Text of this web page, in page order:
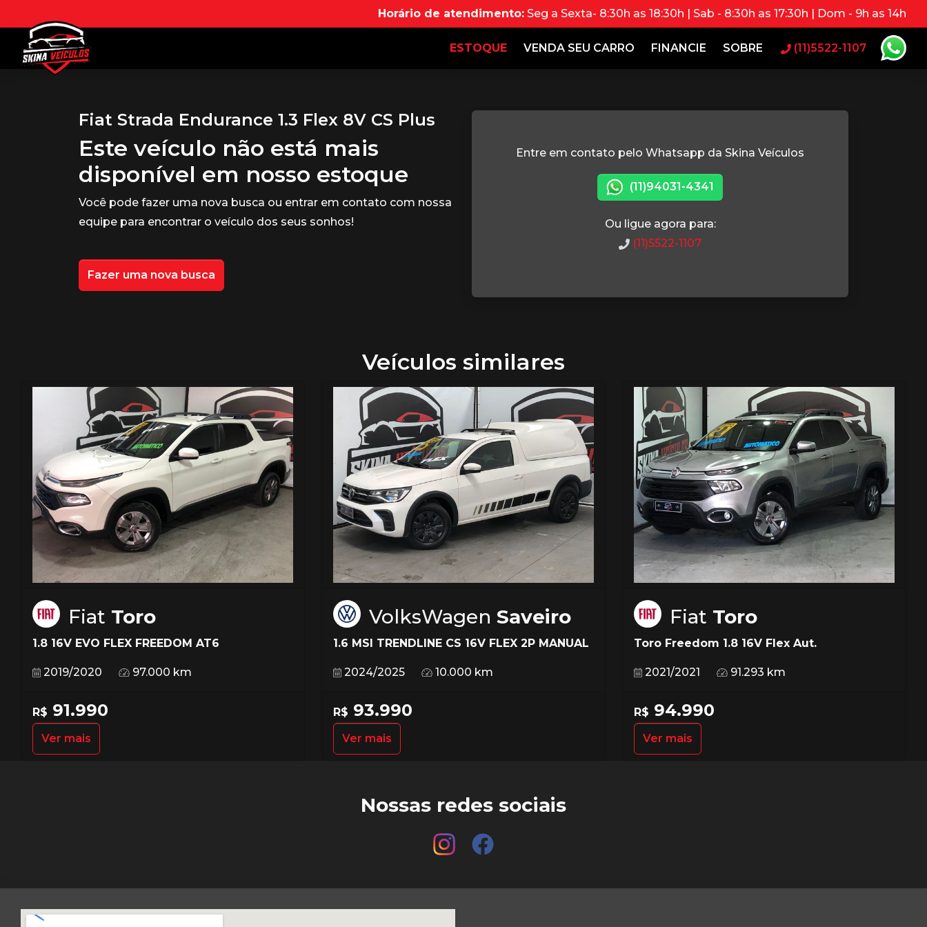
Horário de atendimento: Seg a Sexta- 8:30h as 18:30h | Sab - 8:30h as 17:30h | Dom - 9h as 14h
ESTOQUE VENDA SEU CARRO FINANCIE SOBRE (11)5522-1107
Fiat Strada Endurance 1.3 Flex 8V CS Plus
Este veículo não está mais
disponível em nosso estoque
Você pode fazer uma nova busca ou entrar em contato com nossa
equipe para encontrar o veículo dos seus sonhos!
Fazer uma nova busca
Entre em contato pelo Whatsapp da Skina Veículos
(11)94031-4341
Ou ligue agora para:
(11)5522-1107
Veículos similares
Fiat Toro
1.8 16V EVO FLEX FREEDOM AT6
2019/2020 97.000 km
R$ 91.990
Ver mais
VolksWagen Saveiro
1.6 MSI TRENDLINE CS 16V FLEX 2P MANUAL
2024/2025 10.000 km
R$ 93.990
Ver mais
Fiat Toro
Toro Freedom 1.8 16V Flex Aut.
2021/2021 91.293 km
R$ 94.990
Ver mais
Nossas redes sociais